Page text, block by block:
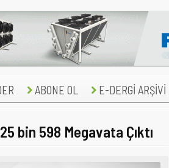
ABONE OL E-DERGİ ARŞİVİ
bin 598 Megavata Çıktı